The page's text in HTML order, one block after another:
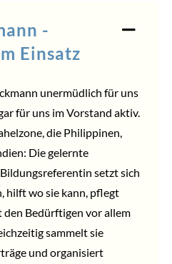
-
Einsatz
unermüdlich für uns
für uns im Vorstand aktiv.
die Philippinen,
Die gelernte
setzt sich
hilft wo sie kann, pflegt
Bedürftigen vor allem
sammelt sie
und organisiert